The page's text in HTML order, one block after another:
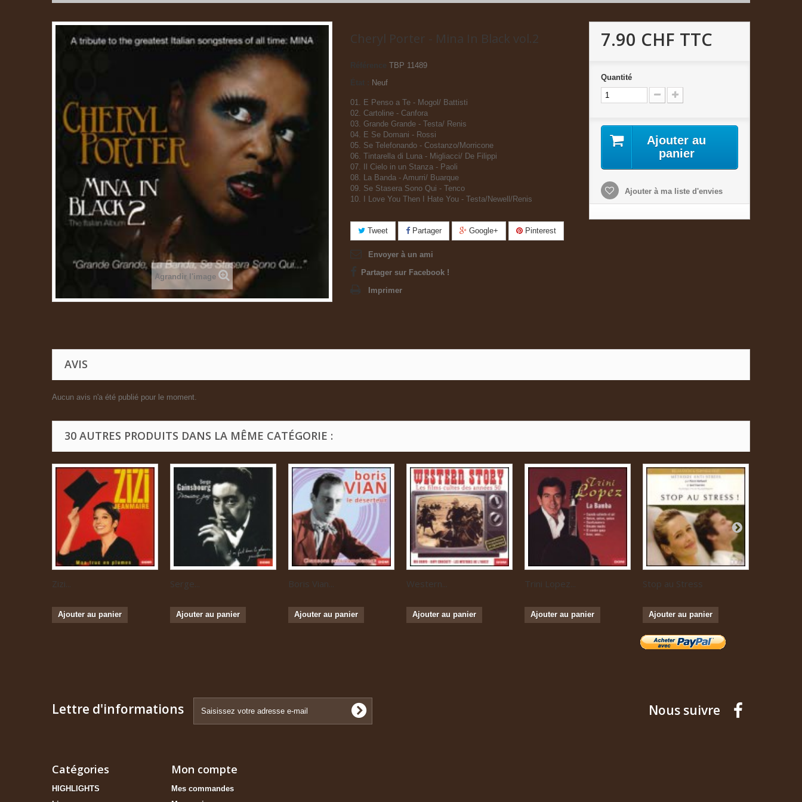
Agrandir l'image
Cheryl Porter - Mina In Black vol.2
Référence
TBP 11489
Neuf
01. E Penso a Te - Mogol/ Battisti
02. Cartoline - Canfora
03. Grande Grande - Testa/ Renis
04. E Se Domani - Rossi
05. Se Telefonando - Costanzo/Morricone
06. Tintarella di Luna - Migliacci/ De Filippi
07. Il Cielo in un Stanza - Paoli
08. La Banda - Amurri/ Buarque
09. Se Stasera Sono Qui - Tenco
10. I Love You Then I Hate You - Testa/Newell/Renis
Tweet Partager Google+ Pinterest
Envoyer à un ami
Partager sur Facebook !
Imprimer
7.90 CHF TTC
Quantité
Ajouter au
panier
Ajouter à ma liste d'envies
AVIS
Aucun avis n'a été publié pour le moment.
30 AUTRES PRODUITS DANS LA MÊME CATÉGORIE :
Zizi...
Ajouter au panier
Serge...
Ajouter au panier
Boris Vian...
Ajouter au panier
Western...
Ajouter au panier
Trini Lopez...
Ajouter au panier
Stop au Stress
Ajouter au panier
Lettre d'informations Nous suivre
Catégories
HIGHLIGHTS
Mon compte
Mes commandes